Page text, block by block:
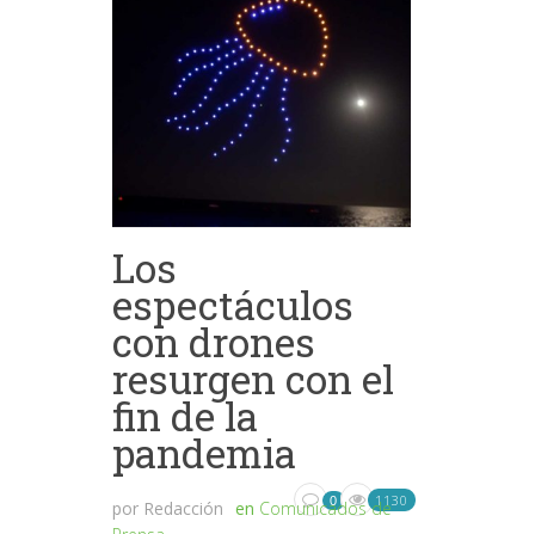
Los
espectáculos
con drones
resurgen con el
fin de la
pandemia
por Redacción en Comunicados de
0 1130